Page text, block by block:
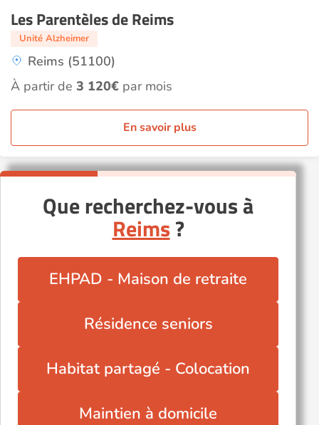
Les Parentèles de Reims
Unité Alzheimer
Reims (51100)
À partir de 3 120€ par mois
En savoir plus
Que recherchez-vous à
Reims?
EHPAD - Maison de retraite
Résidence seniors
Habitat partagé - Colocation
Maintien à domicile